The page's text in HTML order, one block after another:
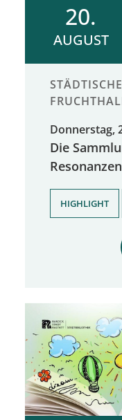
20.
AUGUST
Donnerstag,
Die
Resonanzen
HIGHLIGHT